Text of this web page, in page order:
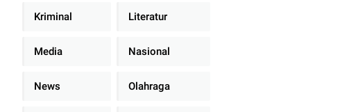
Kriminal Literatur
Media Nasional
News Olahraga